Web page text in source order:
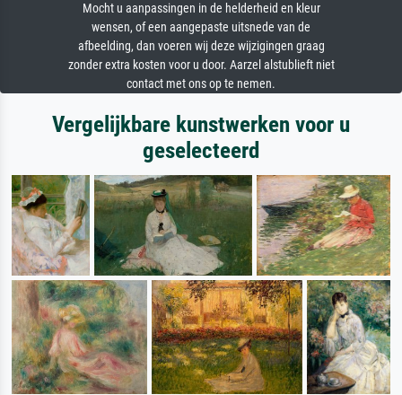
Mocht u aanpassingen in de helderheid en kleur
wensen, of een aangepaste uitsnede van de
afbeelding, dan voeren wij deze wijzigingen graag
zonder extra kosten voor u door. Aarzel alstublieft niet
contact met ons op te nemen.
Vergelijkbare kunstwerken voor u
geselecteerd